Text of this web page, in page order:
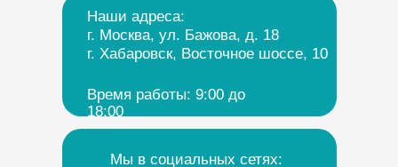
Мы в социальных сетях:
Наши адреса:
г. Москва, ул. Бажова, д. 18
г. Хабаровск, Восточное шоссе, 10
Время работы: 9:00 до
18:00